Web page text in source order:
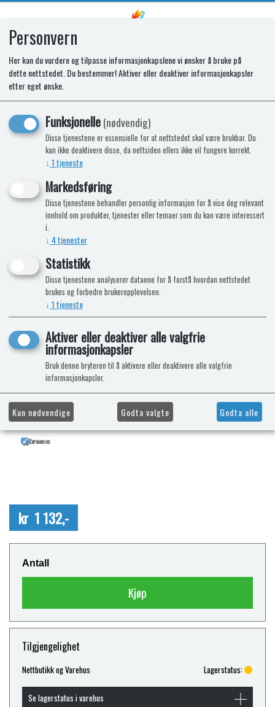
SPARES KIT - FIXING KIT. HYBRID
HOB
kr 1 132,-
Antall
Kjøp
Tilgjengelighet
Nettbutikk og Varehus Lagerstatus:
Se lagerstatus i varehus
Personvern
Her kan du vurdere og tilpasse informasjonkapslene vi ønsker å bruke på
dette nettstedet. Du bestemmer! Aktiver eller deaktiver informasjonkapsler
etter eget ønske.
Funksjonelle(nødvendig)
Disse tjenestene er essensielle for at nettstedet skal være brukbar. Du
kan ikke deaktivere disse, da nettsiden ellers ikke vil fungere korrekt.
↓ 1tjeneste
Markedsføring
Disse tjenestene behandler personlig informasjon for å vise deg relevant
innhold om produkter, tjenester eller temaer som du kan være interessert
i.
↓ 4tjenester
Statistikk
Disse tjenestene analyserer dataene for å forstå hvordan nettstedet
brukes og forbedre brukeropplevelsen.
↓ 1tjeneste
Aktiver eller deaktiver alle valgfrie
informasjonkapsler
Bruk denne bryteren til å aktivere eller deaktivere alle valgfrie
informasjonkapsler.
Kun nødvendige Godta valgte Godta alle